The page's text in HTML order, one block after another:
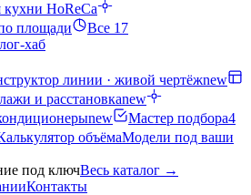
кухни HoReCa
площади
Все 17
хаб
линии · живой чертёжnew
и расстановкаnew
new Мастер подбора4
объёмаМодели под ваши
под ключВесь каталог →
Контакты